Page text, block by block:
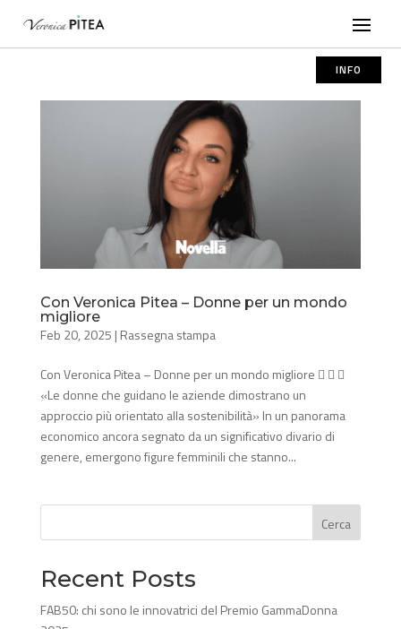
INFO
Con Veronica Pitea – Donne per un mondo
migliore
Feb 20, 2025 | Rassegna stampa
Con Veronica Pitea – Donne per un mondo migliore   
«Le donne che guidano le aziende dimostrano un
approccio più orientato alla sostenibilità» In un panorama
economico ancora segnato da un significativo divario di
genere, emergono figure femminili che stanno...
Cerca
Recent Posts
FAB50: chi sono le innovatrici del Premio GammaDonna